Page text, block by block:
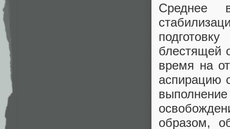
Среднее
блестящей
время на
аспирацию
образом,